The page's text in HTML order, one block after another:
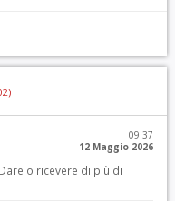
09:37
12 Maggio 2026
o ricevere di più di